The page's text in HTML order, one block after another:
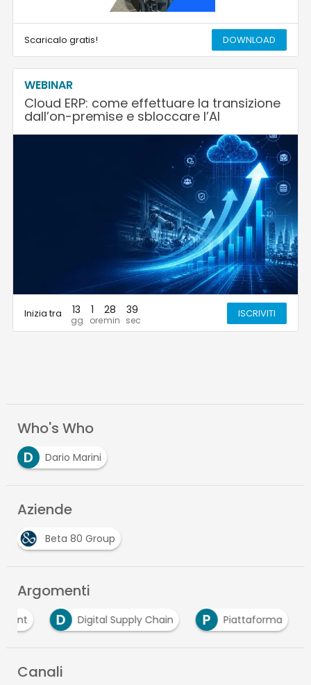
Scaricalo gratis! DOWNLOAD
WEBINAR
Cloud ERP: come effettuare la transizione
dall’on-premise e sbloccare l’AI
Inizia tra 13 1 28 39 ISCRIVITI
Who's Who
D
Dario Marini
Aziende
Beta 80 Group
Argomenti
D Digital Supply Chain P Piattaforma
Canali